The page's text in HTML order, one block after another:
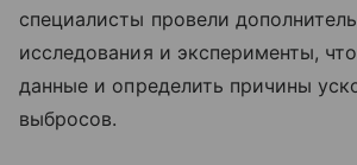
специалисты провели
исследования и эксперименты,
данные и определить причины
выбросов.